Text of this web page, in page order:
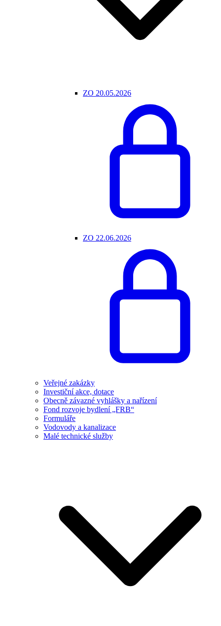
ZO 20.05.2026
ZO 22.06.2026
Veřejné zakázky
Investiční akce, dotace
Obecně závazné vyhlášky a nařízení
Fond rozvoje bydlení „FRB“
Formuláře
Vodovody a kanalizace
Malé technické služby